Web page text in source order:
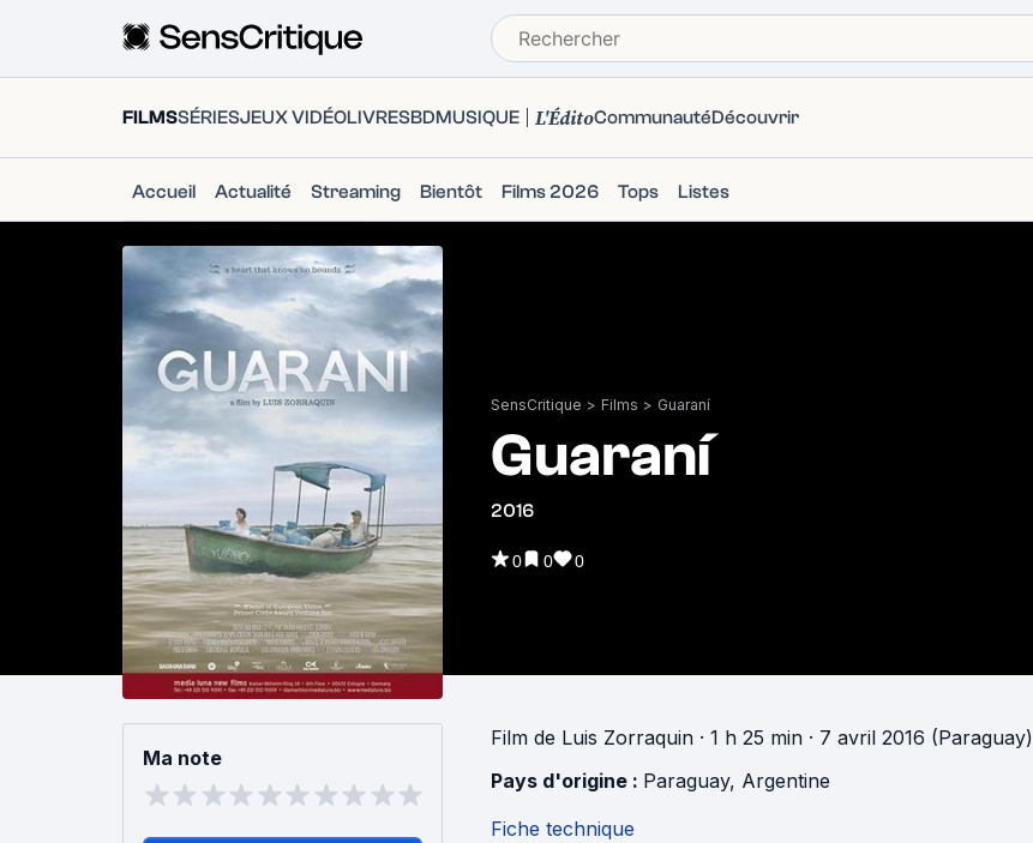
FILMSSÉRIESJEUX VIDÉOLIVRESBDMUSIQUE L'ÉditoCommunautéDécouvrir
Accueil Actualité Streaming Bientôt Films 2026 Tops Listes
SensCritique > Films > Guaraní
Guaraní
2016
0 0 0
Ma note
Film de Luis Zorraquin · 1 h 25 min · 7 avril 2016 (Paraguay)
Pays d'origine : Paraguay, Argentine
Fiche technique